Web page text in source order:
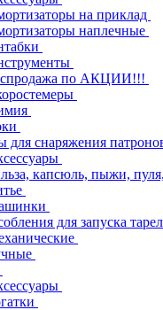
на приклад
наплечные
по АКЦИИ!!!
для снаряжения
капсюль, пыжи,
для запуска